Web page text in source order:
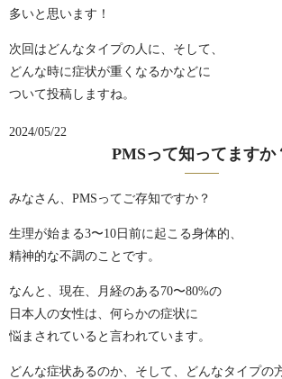
多いと思います！
次回はどんなタイプの人に、そして、
どんな時に症状が重くなるかなどに
ついて投稿しますね。
2024/05/22
PMSって知ってますか
みなさん、PMSってご存知ですか？
生理が始まる3〜10日前に起こる身体的、
精神的な不調のことです。
なんと、現在、月経のある70〜80%の
日本人の女性は、何らかの症状に
悩まされていると言われています。
どんな症状あるのか、そして、どんなタイプの